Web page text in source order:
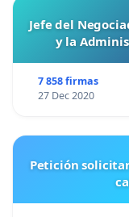
Jefe del
y la
7 858 firmas
27 Dec 2020
Petición solicitando a FISA mantener el remo de la